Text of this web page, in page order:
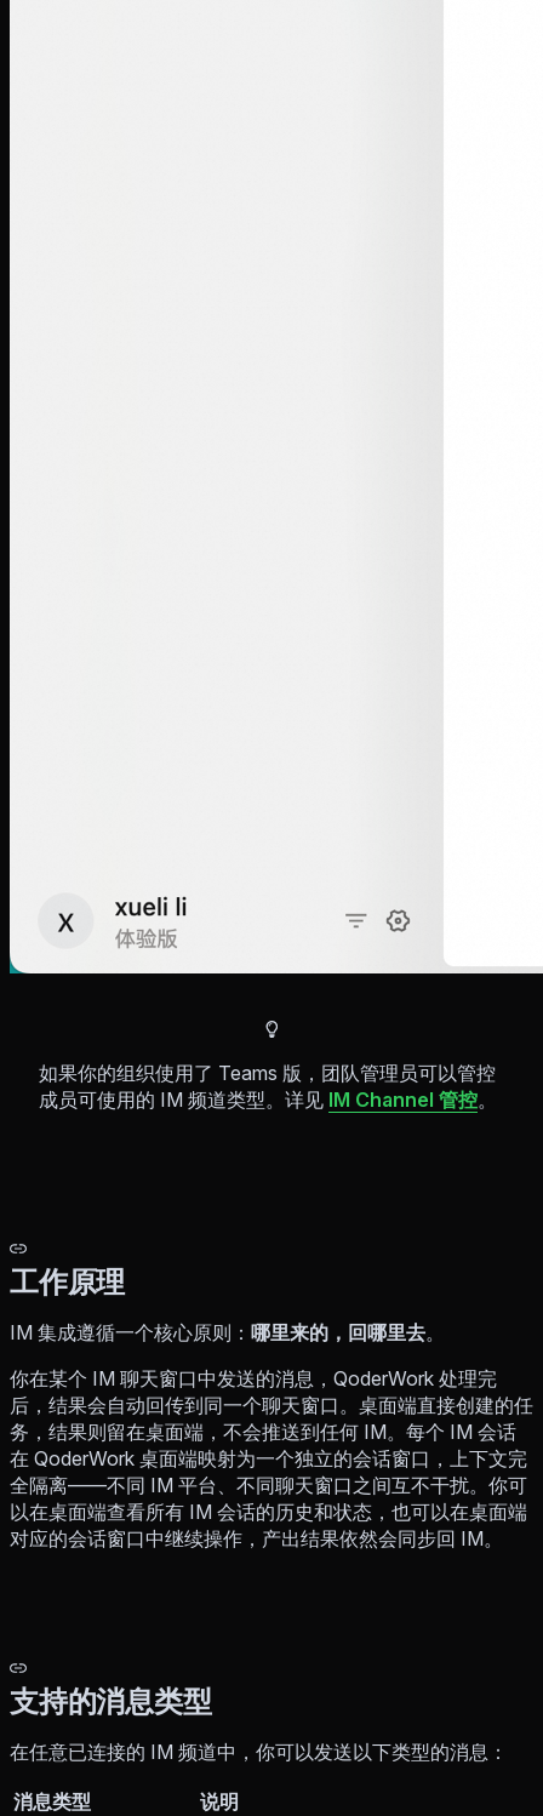
如果你的组织使用了 Teams 版，团队管理员可以管控
成员可使用的 IM 频道类型。详见 IM Channel 管控。
工作原理
IM 集成遵循一个核心原则： 哪里来的，回哪里去。
你在某个 IM 聊天窗口中发送的消息，QoderWork 处理完
后，结果会自动回传到同一个聊天窗口。桌面端直接创建的任
务，结果则留在桌面端，不会推送到任何 IM。每个 IM 会话
在 QoderWork 桌面端映射为一个独立的会话窗口，上下文完
全隔离——不同 IM 平台、不同聊天窗口之间互不干扰。你可
以在桌面端查看所有 IM 会话的历史和状态，也可以在桌面端
对应的会话窗口中继续操作，产出结果依然会同步回 IM。
支持的消息类型
在任意已连接的 IM 频道中，你可以发送以下类型的消息：
消息类型
说明